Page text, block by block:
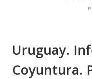
Uruguay.
Coyuntura.